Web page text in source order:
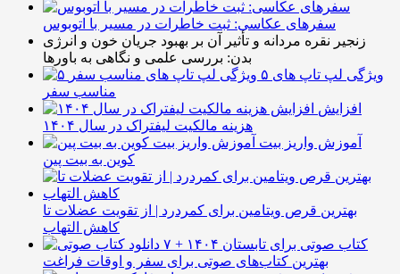
سفرهای عکاسی: ثبت خاطرات در مسیر با اتوبوس
زنجیر نقره مردانه و تأثیر آن بر بهبود جریان خون و انرژی
بدن: بررسی علمی و نگاهی به باورها
۵ ویژگی لپ تاپ های
مناسب سفر
افزایش
هزینه مالکیت لیفتراک در سال ۱۴۰۴
آموزش واریز بیت
کوین به بیت پین
بهترین قرص ویتامین برای کمردرد | از تقویت عضلات تا
کاهش التهاب
۷ کتاب صوتی برای تابستان ۱۴۰۴ +
بهترین کتاب‌های صوتی برای سفر و اوقات فراغت